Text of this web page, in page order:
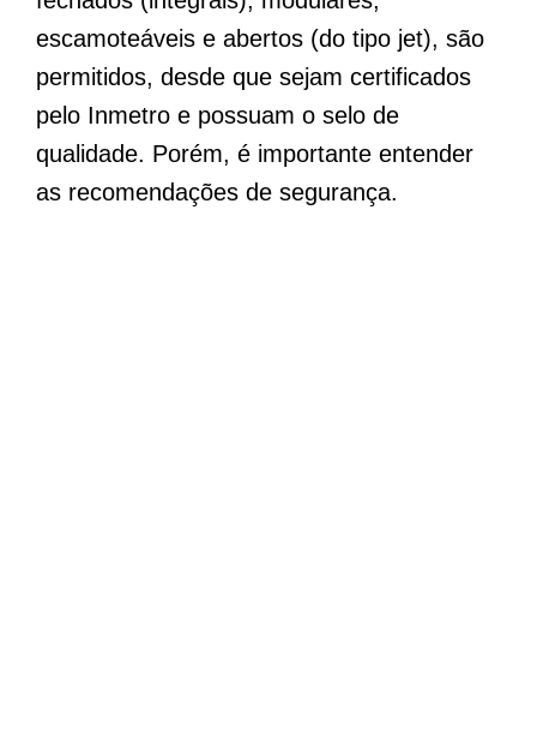
escamoteáveis e abertos (do tipo jet), são
permitidos, desde que sejam certificados
pelo Inmetro e possuam o selo de
qualidade. Porém, é importante entender
as recomendações de segurança.